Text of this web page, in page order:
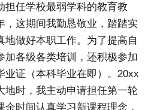
担任学校最弱学科的教育教
，这期间我勤恳敬业，踏踏实
地做好本职工作。为了提高自
加各级各类培训，还积极参加
业证（本科毕业在即）。20xx
地时，我主动申请担任第一轮
时间认真学习新课程理念，